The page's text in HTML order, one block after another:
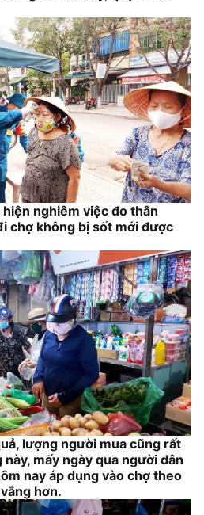
nghiêm việc đo thân
chợ không bị sốt mới được
lượng người mua cũng rất
mấy ngày qua người dân
nay áp dụng vào chợ theo
hơn.